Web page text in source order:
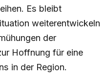
Es bleibt
weiterentwickeln
der
Hoffnung für eine
in der Region.